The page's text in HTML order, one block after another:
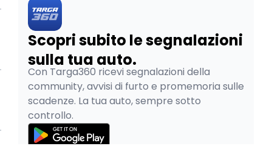
Scopri subito le segnalazioni
sulla tua auto.
Con Targa360 ricevi segnalazioni della
community, avvisi di furto e promemoria sulle
scadenze. La tua auto, sempre sotto
controllo.